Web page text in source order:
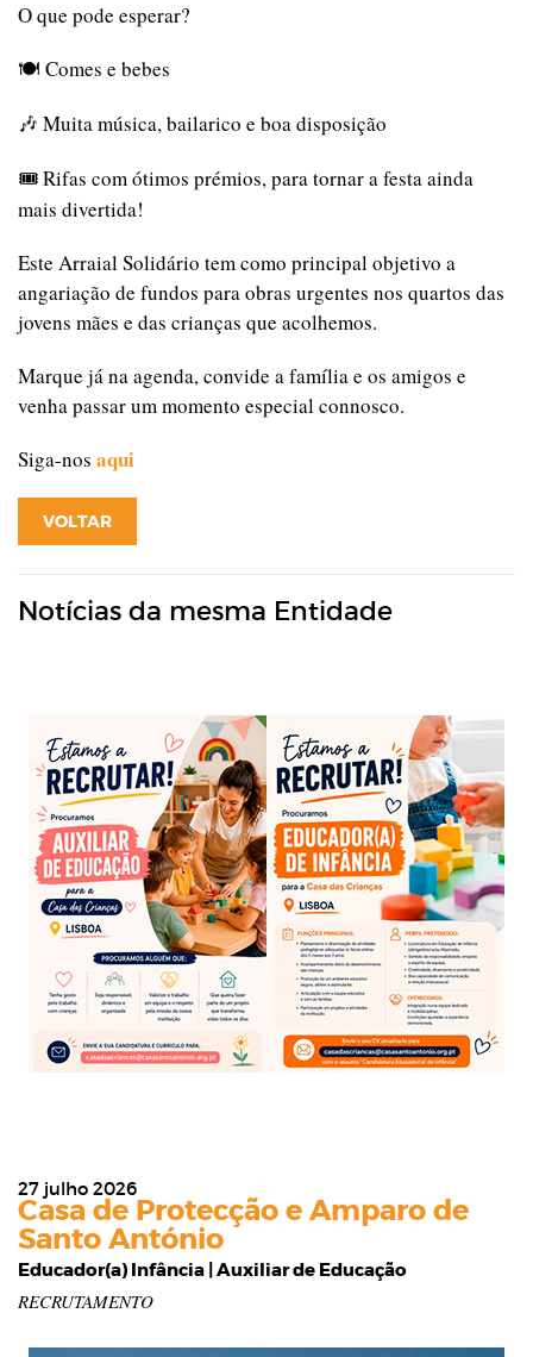
O que pode esperar?
🍽️ Comes e bebes
🎶 Muita música, bailarico e boa disposição
🎟️ Rifas com ótimos prémios, para tornar a festa ainda
mais divertida!
Este Arraial Solidário tem como principal objetivo a
angariação de fundos para obras urgentes nos quartos das
jovens mães e das crianças que acolhemos.
Marque já na agenda, convide a família e os amigos e
venha passar um momento especial connosco.
Siga-nos aqui
VOLTAR
Notícias da mesma Entidade
27 julho 2026
Casa de Protecção e Amparo de
Santo António
Educador(a) Infância | Auxiliar de Educação
RECRUTAMENTO